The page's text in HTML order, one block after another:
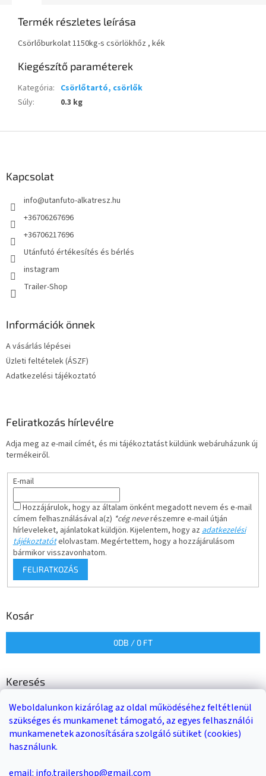
Weboldalunkon kizárólag az oldal működéséhez feltétlenül
szükséges és munkamenet támogató, az egyes felhasználói
munkamenetek azonosítására szolgáló sütiket (cookies)
használunk.
email: info.trailershop@gmail.com
Termék részletes leírása
Csörlőburkolat 1150kg-s csörlökhőz , kék
Kiegészítő paraméterek
Kategória: Csörlőtartó, csörlők
Súly: 0.3 kg
Kapcsolat
info@utanfuto-alkatresz.hu
+36706267696
+36706217696
Utánfutó értékesítés és bérlés
instagram
Trailer-Shop
Információk önnek
A vásárlás lépései
Üzleti feltételek (ÁSZF)
Adatkezelési tájékoztató
Feliratkozás hírlevélre
Adja meg az e-mail címét, és mi tájékoztatást küldünk webáruházunk új
termékeiről.
E-mail
Hozzájárulok, hogy az általam önként megadott nevem és e-mail
címem felhasználásával a(z) *cég neverészemre e-mail útján
hírleveleket, ajánlatokat küldjön. Kijelentem, hogy azadatkezelési
tájékoztatótelolvastam. Megértettem, hogy a hozzájárulásom
bármikor visszavonhatom.
FELIRATKOZÁS
Kosár
0DB / 0 FT
Keresés
KERESÉS